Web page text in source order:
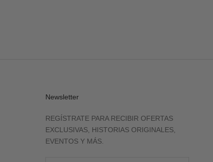
Newsletter
REGÍSTRATE PARA RECIBIR OFERTAS
EXCLUSIVAS, HISTORIAS ORIGINALES,
EVENTOS Y MÁS.